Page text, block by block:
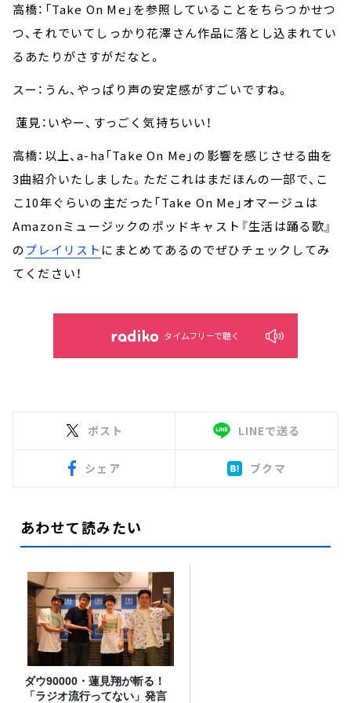
高橋：「Take On Me」を参照していることをちらつかせつ
つ、それでいてしっかり花澤さん作品に落とし込まれてい
るあたりがさすがだなと。
スー：うん、やっぱり声の安定感がすごいですね。
蓮見：いやー、すっごく気持ちいい！
高橋：以上、a-ha「Take On Me」の影響を感じさせる曲を
3曲紹介いたしました。ただこれはまだほんの一部で、こ
こ10年ぐらいの主だった「Take On Me」オマージュは
Amazonミュージックのポッドキャスト『生活は踊る歌』
のプレイリスト にまとめてあるのでぜひチェックしてみ
てください！
タイムフリーで聴く
ポスト LINEで送る
シェア ブクマ
あわせて読みたい
ダウ90000・蓮見翔が斬る！
「ラジオ流行ってない」発言